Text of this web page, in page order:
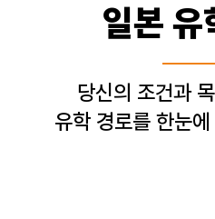
일본 유
당신의 조건과
유학 경로를 한눈